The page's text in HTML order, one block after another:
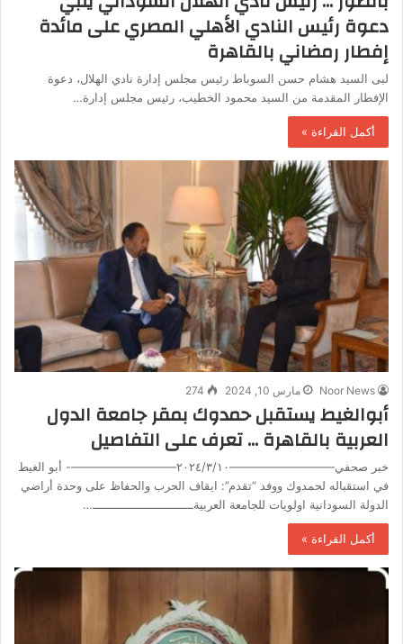
دعوة رئيس النادي الأهلي المصري على مائدة
إفطار رمضاني بالقاهرة
لبى السيد هشام حسن السوباط رئيس مجلس إدارة نادي الهلال، دعوة
الإفطار المقدمة من السيد محمود الخطيب، رئيس مجلس إدارة…
أكمل القراءة »
Noor News مارس 10, 2024 274
أبوالغيط يستقبل حمدوك بمقر جامعة الدول
العربية بالقاهرة … تعرف على التفاصيل
خبر صحفي—————————٢٠٢٤/٣/١٠—————————-‎ أبو الغيط
في استقباله لحمدوك ووفد “تقدم”: ايقاف الحرب والحفاظ على وحدة أراضي
الدولة السودانية اولويات للجامعة العربيةــــــــــــــــــــــــــــ…
أكمل القراءة »